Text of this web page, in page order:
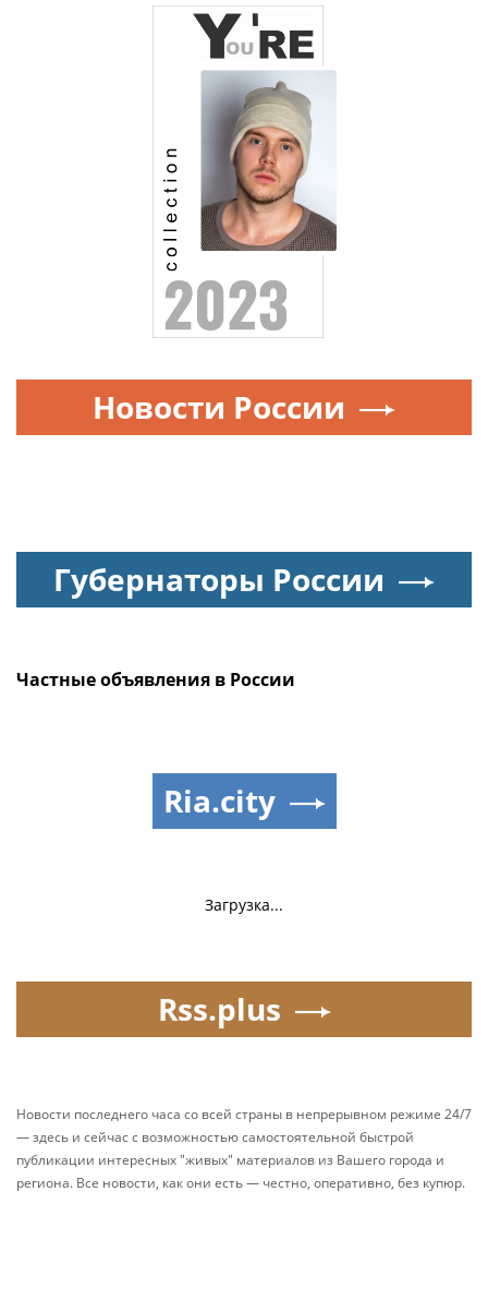
Новости России
Губернаторы России
Частные объявления в России
Загрузка...
Ria.city
Rss.plus
Новости последнего часа со всей страны в непрерывном режиме 24/7
— здесь и сейчас с возможностью самостоятельной быстрой
публикации интересных "живых" материалов из Вашего города и
региона. Все новости, как они есть — честно, оперативно, без купюр.